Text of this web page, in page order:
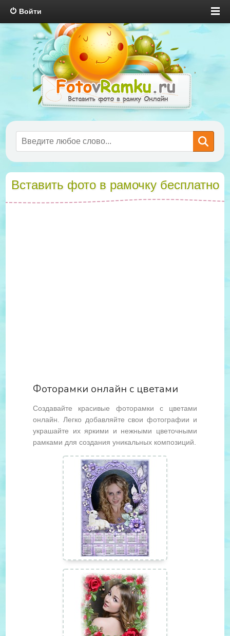
Войти
Вставить фото в рамочку бесплатно
Фоторамки онлайн с цветами
Создавайте красивые фоторамки с цветами
онлайн. Легко добавляйте свои фотографии и
украшайте их яркими и нежными цветочными
рамками для создания уникальных композиций.